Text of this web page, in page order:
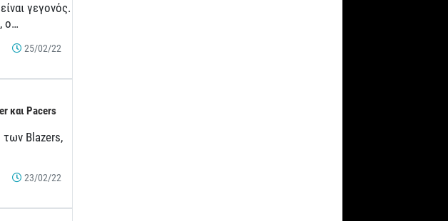
γεγονός.
ο…
25/02/22
και Pacers
των Blazers,
23/02/22